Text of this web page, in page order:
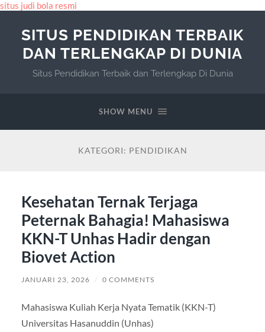
situs judi bola resmi
SITUS PENDIDIKAN TERBAIK
DAN TERLENGKAP DI DUNIA
Situs Pendidikan Terbaik dan Terlengkap Di Dunia
SHOW MENU
KATEGORI: PENDIDIKAN
Kesehatan Ternak Terjaga
Peternak Bahagia! Mahasiswa
KKN-T Unhas Hadir dengan
Biovet Action
JANUARI 23, 2026 / 0 COMMENTS
Mahasiswa Kuliah Kerja Nyata Tematik (KKN-T)
Universitas Hasanuddin (Unhas)